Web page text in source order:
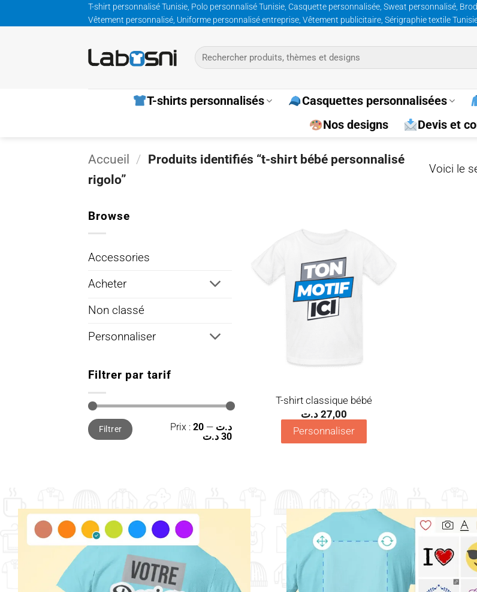
au
T-shirt personnalisé Tunisie, Polo personnalisé Tunisie, Casquette personnalisée, Sweat personnalisé,
Vêtement personnalisé, Uniforme personnalisé entreprise, Vêtement publicitaire, Sérigraphie textile
Recherche
pour :
T-shirts personnalisés Casquettes personnalisées
Nos designs
Devis et
Accueil / Produits identifiés “t-shirt bébé personnalisé
rigolo”
Voici le
Browse
Accessories
Acheter
Non classé
Personnaliser
Filtrer par tarif
Prix
min
Prix
maxFiltrer Prix : 20 د.ت —
30 د.ت
T-shirt classique bébé
27,00 د.ت
Personnaliser